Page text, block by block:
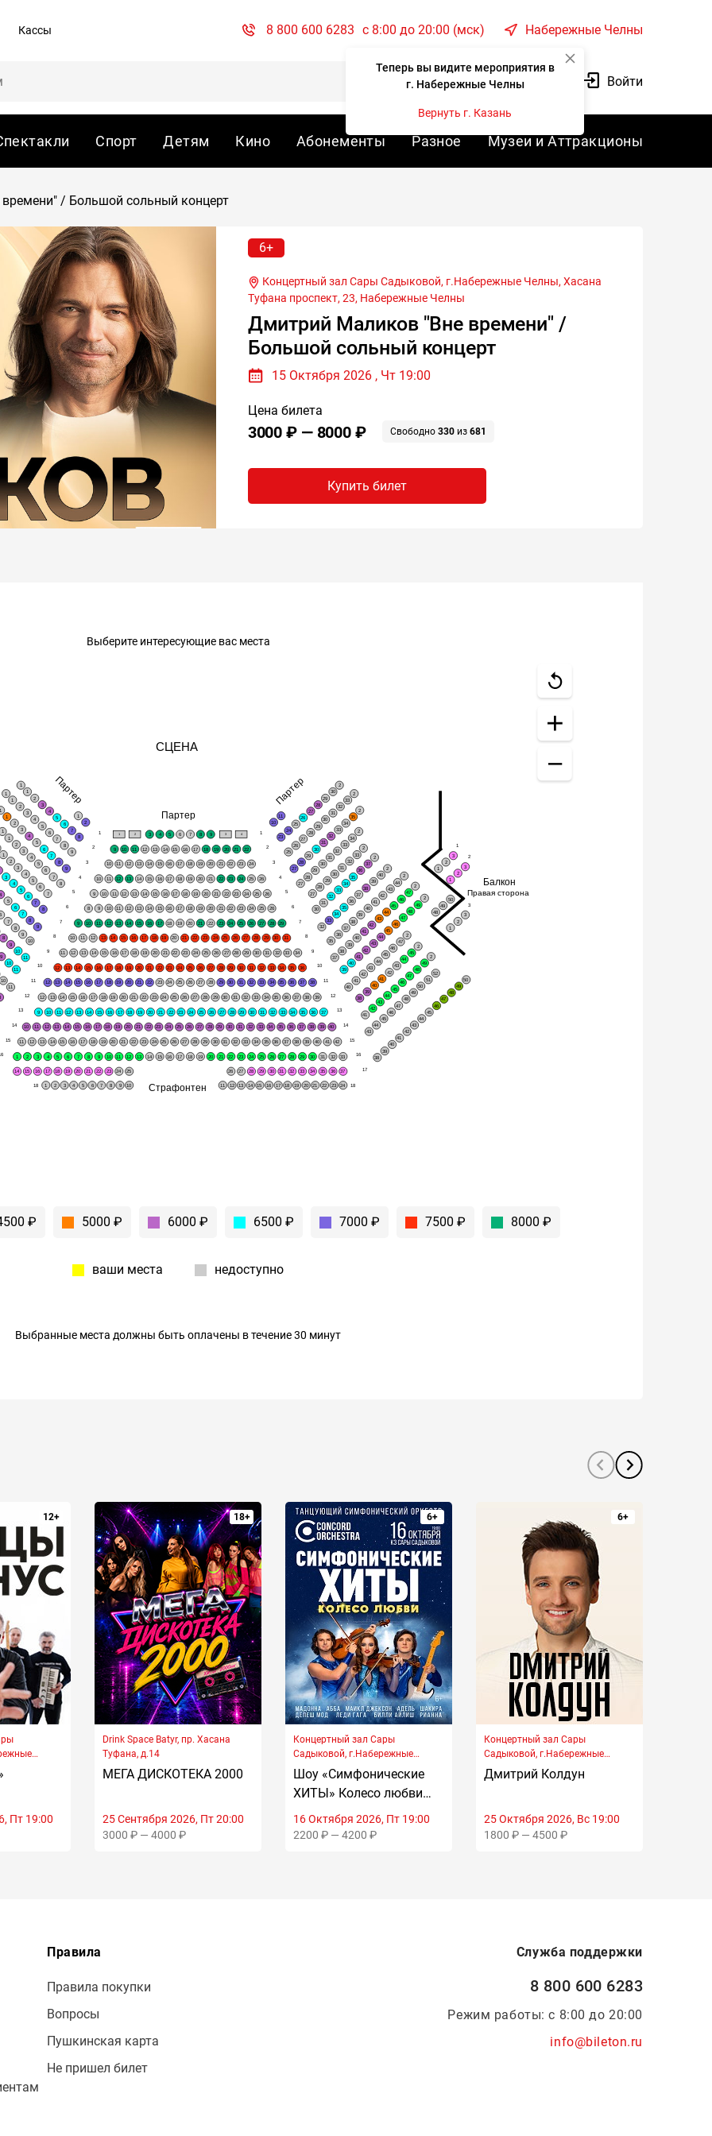
Кассы 8 800 600 6283 c 8:00 до 20:00 (мск) Набережные Челны
Теперь вы видите мероприятия в
г. Набережные Челны
Вернуть г. Казань
Корзина Войти
Спорт Детям Кино Абонементы Разное Музеи и Аттракционы
/ Большой сольный концерт
6+
Туфана проспект, 23, Набережные Челны
Дмитрий Маликов "Вне времени" /
Большой сольный концерт
15 Октября 2026 , Чт 19:00
Цена билета
3000 ₽ — 8000 ₽ Свободно 330из 681
Купить билет
Выберите интересующие вас места
Партер
1
1
2
3
1
2
2
3 3
4 4
5 5
6 6
7 7
8 8
9 9
10 10
11 11
12 12
13 13
14 14
15 15
16
17
18 18
Партер
Балкон
Правая сторона
Партер
Страфонтен
СЦЕНА
1
2
3 4 5 6 7 8 9
11
10
1
2
3
4
5
6
7
8
9 10 11 12 13 14 15 16 17 18 19 20 21 22
30
29
28
27
26
25
24
23
1
2
3
4
5
6
7
8
9
10 11 12 13 14 15 16 17 18 19 20 21 22 23 24
33
32
31
30
29
28
27
26
25
1
2
3
4
5
6
7
8
9
10 11 12 13 14 15 16 17 18 19 20 21 22 23 24 25 26
35
34
33
32
31
30
29
28
27
1
2
3
4
5
6
7
8
9 10 11 12 13 14 15 16 17 18 19 20 21 22 23 24 25 26
34
33
32
31
30
29
28
27
1
2
3
4
5
6
7
8 9 10 11 12 13 14 15 16 17 18 19 20 21 22 23 24 25 26
33
32
31
30
29
28
27
3
4
5
6
7
8
9 10 11 12 13 14 15 16 17 18 19 20 21 22 23 24 25 26 27 28 29
37
36
35
34
33
32
31
30
4
5
6
7
8
9
10 11 12 13 14 15 16 17 18 19 20 21 22 23 24 25 26 27 28 29 30 31
40
39
38
37
36
35
34
33
32
6
7
8
9
10
11 12 13 14 15 16 17 18 19 20 21 22 23 24 25 26 27 28 29 30 31 32 33 34
44
43
42
41
40
39
38
37
36
35
8
9
10
11
12 13 14 15 16 17 18 19 20 21 22 23 24 25 26 27 28 29 30 31 32 33 34 35 36
47
46
45
44
43
42
41
40
39
38
37
9
10
11
12 13 14 15 16 17 18 19 20 21 22 23 24 25 26 27 28 29 30 31 32 33 34 35 36 37 38
49
48
47
46
45
44
43
42
41
40
39
10
11
12 13 14 15 16 17 18 19 20 21 22 23 24 25 26 27 28 29 30 31 32 33 34 35 36 37 38 39
48
49
50
47
46
45
44
43
42
41
40
9 10 11 12 13 14 15 16 17 18 19 20 21 22 23 24 25 26 27 28 29 30 31 32 33 34 35 36 37
45
44
43
42
41
40
39
38
10 11 12 13 14 15 16 17 18 19 20 21 22 23 24 25 26 27 28 29 30 31 32 33 34 35 36 37 38 39 40
49
48
47
46
45
44
43
42
41
11 12 13 14 15 16 17 18 19 20 21 22 23 24 25 26 27 28 29 30 31 32 33 34 35 36 37 38 39 40 41 42
52
51
50
49
48
47
46
45
44
43
1 2 3 4 5 6 7 8 9 10 11 12 13 14 15 16 17 18 19 20 21 22 23 24 25 26 27 28 29 30 31 32 33
14 15 16 17 18 19 20 21 22 23 24 25 26 27 28 29 30 31 32 33 34 35 36 37
50
49
48
47
46
45
44
43
42
41
40
39
38
1 2 3 4 5 6 7 8 9 10 11 12 13 14 15 16 17 18 19 20 21 22 23 24
1
2
3
1
2
3
1
2
3
1 2
1 2
1 2
1 2
2
2
2
2
2
2
2
2
2
1 2 3 4
₽ 5000 ₽ 6000 ₽ 6500 ₽ 7000 ₽ 7500 ₽ 8000 ₽
ваши места недоступно
Выбранные места должны быть оплачены в течение 30 минут
12+
проспект,
Пт 19:00
18+
Drink Space Batyr, пр. Хасана
Туфана, д.14
МЕГА ДИСКОТЕКА 2000
25 Сентября 2026, Пт 20:00
3000 ₽ — 4000 ₽
6+
Концертный зал Сары
Садыковой, г.Набережные
Челны, Хасана Туфана проспект,
Шоу «Симфонические
ХИТЫ» Колесо любви
CONCORD ORCHESTRA
16 Октября 2026, Пт 19:00
2200 ₽ — 4200 ₽
6+
Концертный зал Сары
Садыковой, г.Набережные
Челны, Хасана Туфана проспект,
23
Дмитрий Колдун
25 Октября 2026, Вс 19:00
1800 ₽ — 4500 ₽
Правила
Правила покупки
Вопросы
Пушкинская карта
Не пришел билет
Служба поддержки
8 800 600 6283
Режим работы: с 8:00 до 20:00
info@bileton.ru